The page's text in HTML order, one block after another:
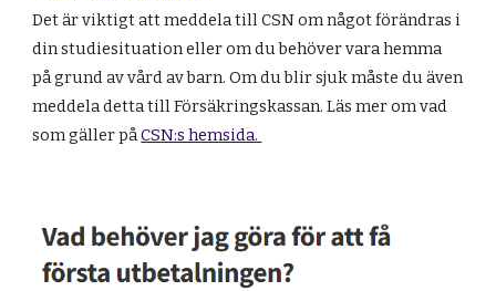
Det är viktigt att meddela till CSN om något förändras i
din studiesituation eller om du behöver vara hemma
på grund av vård av barn. Om du blir sjuk måste du även
meddela detta till Försäkringskassan. Läs mer om vad
som gäller påCSN:s hemsida.